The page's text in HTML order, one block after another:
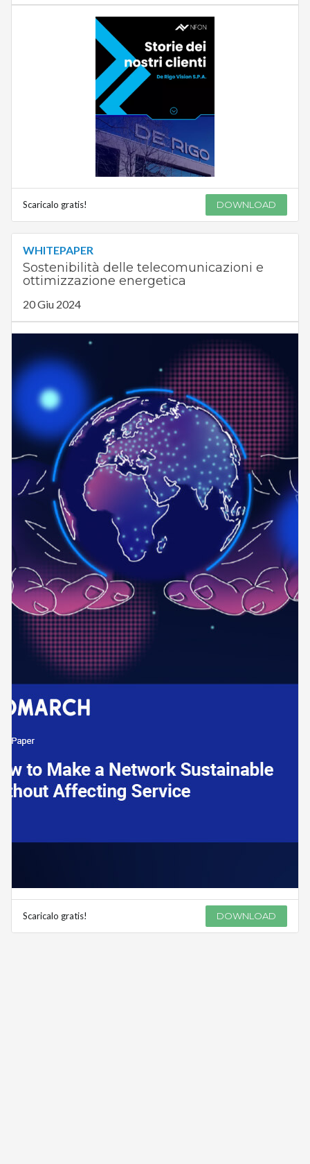
Scaricalo gratis! DOWNLOAD
WHITEPAPER
Sostenibilità delle telecomunicazioni e
ottimizzazione energetica
20 Giu 2024
Scaricalo gratis! DOWNLOAD